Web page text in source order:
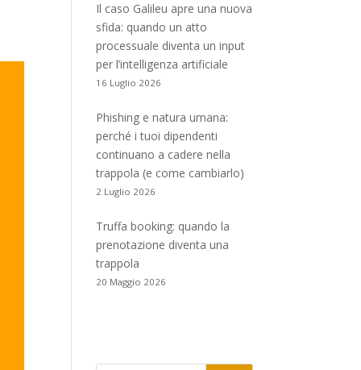
Il caso Galileu apre una nuova
sfida: quando un atto
processuale diventa un input
per l’intelligenza artificiale
16 Luglio 2026
Phishing e natura umana:
perché i tuoi dipendenti
continuano a cadere nella
trappola (e come cambiarlo)
2 Luglio 2026
Truffa booking: quando la
prenotazione diventa una
trappola
20 Maggio 2026